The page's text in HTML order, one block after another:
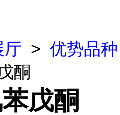
厅 > 优势品种
酮
戊酮